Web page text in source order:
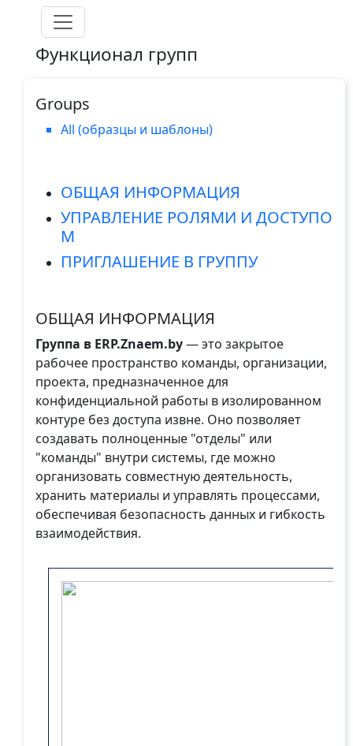
Skip to main content
Функционал групп
Groups
All (образцы и шаблоны)
ОБЩАЯ ИНФОРМАЦИЯ
УПРАВЛЕНИЕ РОЛЯМИ И ДОСТУПО
М
ПРИГЛАШЕНИЕ В ГРУППУ
ОБЩАЯ ИНФОРМАЦИЯ
Группа в ERP.Znaem.by— это закрытое
рабочее пространство команды, организации,
проекта, предназначенное для
конфиденциальной работы в изолированном
контуре без доступа извне. Оно позволяет
создавать полноценные "отделы" или
"команды" внутри системы, где можно
организовать совместную деятельность,
хранить материалы и управлять процессами,
обеспечивая безопасность данных и гибкость
взаимодействия.